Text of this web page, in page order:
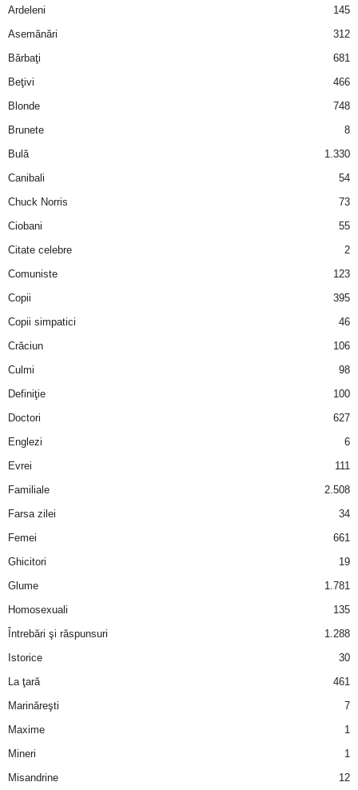
Ardeleni
145
Asemănări
312
Bărbaţi
681
Beţivi
466
Blonde
748
Brunete
8
Bulă
1.330
Canibali
54
Chuck Norris
73
Ciobani
55
Citate celebre
2
Comuniste
123
Copii
395
Copii simpatici
46
Crăciun
106
Culmi
98
Definiţie
100
Doctori
627
Englezi
6
Evrei
111
Familiale
2.508
Farsa zilei
34
Femei
661
Ghicitori
19
Glume
1.781
Homosexuali
135
Întrebări şi răspunsuri
1.288
Istorice
30
La ţară
461
Marinăreşti
7
Maxime
1
Mineri
1
Misandrine
12